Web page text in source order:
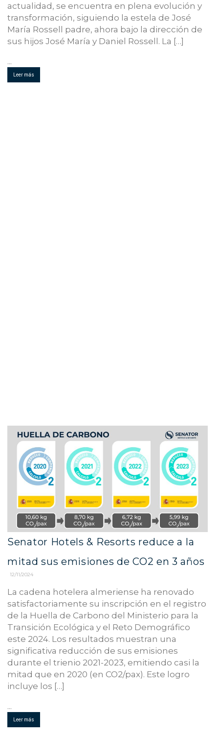
actualidad, se encuentra en plena evolución y
transformación, siguiendo la estela de José
María Rossell padre, ahora bajo la dirección de
sus hijos José María y Daniel Rossell. La […]
...
Leer más
Senator Hotels & Resorts reduce a la
mitad sus emisiones de CO2 en 3 años
12/11/2024
La cadena hotelera almeriense ha renovado
satisfactoriamente su inscripción en el registro
de la Huella de Carbono del Ministerio para la
Transición Ecológica y el Reto Demográfico
este 2024. Los resultados muestran una
significativa reducción de sus emisiones
durante el trienio 2021-2023, emitiendo casi la
mitad que en 2020 (en CO2/pax). Este logro
incluye los […]
...
Leer más